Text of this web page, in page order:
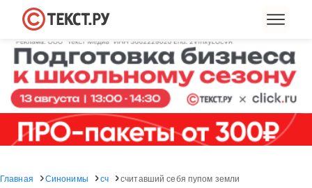
Главная Синонимы сч считавший себя пупом земли